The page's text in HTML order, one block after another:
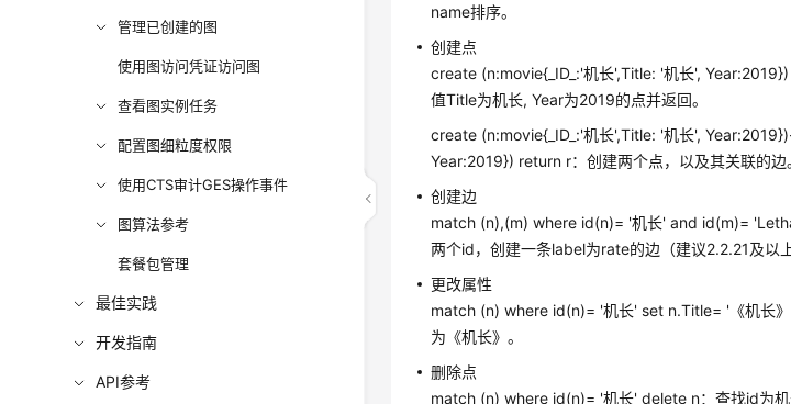
管理已创建的图
使用图访问凭证访问图
查看图实例任务
配置图细粒度权限
使用CTS审计GES操作事件
图算法参考
套餐包管理
最佳实践
开发指南
API参考
name排序。
创建点
create (n:movie{_ID_:'机长',Title: '机长',
值Title为机长, Year为2019的点并返回。
create (n:movie{_ID_:'机长',Title: '机长',
Year:2019}) return r：创建两个点，以及其关联的边
创建边
match (n),(m) where id(n)= '机长' and id(m)=
两个id，创建一条label为rate的边（建议2.2.21及以
更改属性
match (n) where id(n)= '机长' set n.Title= '《机长
为《机长》。
删除点
match (n) where id(n)= '机长' delete n：查找id为机